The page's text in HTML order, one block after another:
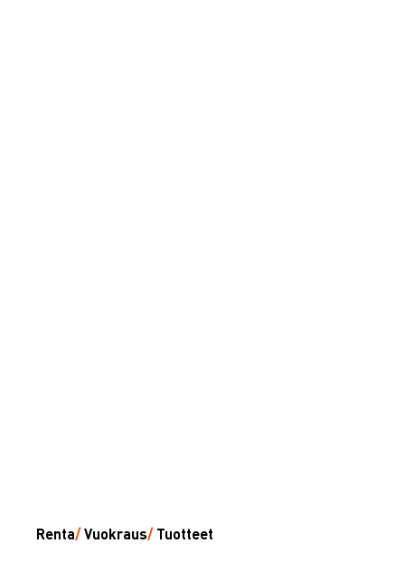
Renta/Vuokraus/ Tuotteet